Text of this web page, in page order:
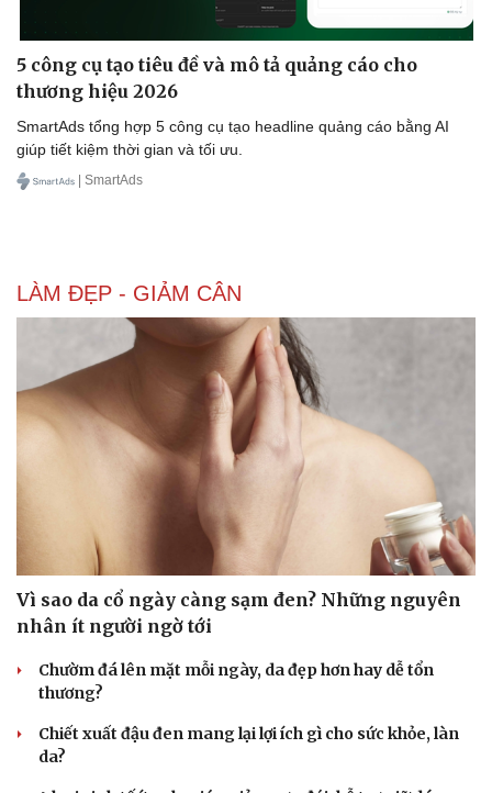
Văn hóa
Văn học
Âm nhạc
Thời trang
5 công cụ tạo tiêu đề và mô tả quảng cáo cho
thương hiệu 2026
SmartAds tổng hợp 5 công cụ tạo headline quảng cáo bằng AI
giúp tiết kiệm thời gian và tối ưu.
| SmartAds
LÀM ĐẸP - GIẢM CÂN
Vì sao da cổ ngày càng sạm đen? Những nguyên
nhân ít người ngờ tới
Chườm đá lên mặt mỗi ngày, da đẹp hơn hay dễ tổn
thương?
Chiết xuất đậu đen mang lại lợi ích gì cho sức khỏe, làn
da?